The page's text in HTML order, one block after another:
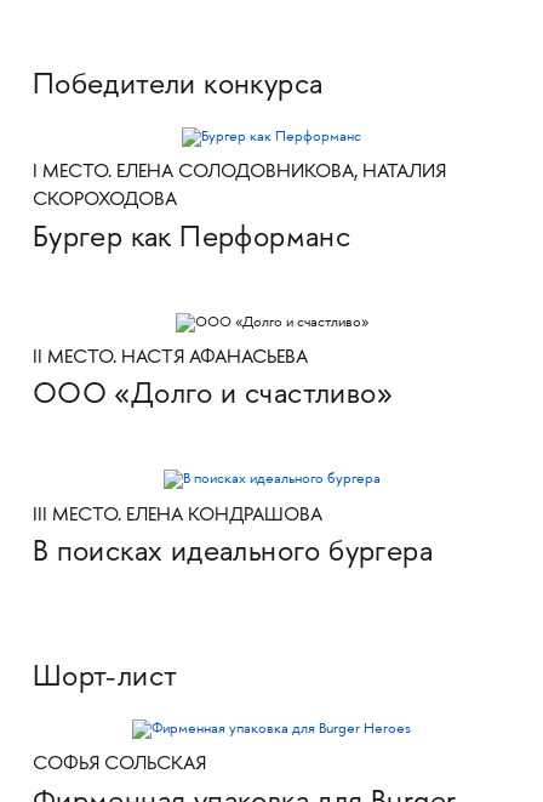
Победители конкурса
I МЕСТО. ЕЛЕНА СОЛОДОВНИКОВА, НАТАЛИЯ
СКОРОХОДОВА
Бургер как Перформанс
II МЕСТО. НАСТЯ АФАНАСЬЕВА
ООО «‎Долго и счастливо»
III МЕСТО. ЕЛЕНА КОНДРАШОВА
В поисках идеального бургера
Шорт-лист
СОФЬЯ СОЛЬСКАЯ